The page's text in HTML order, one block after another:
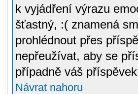
k vyjádření výrazu
šťastný, :( znamená
prohlédnout přes
nepřeužívat, aby se
případně váš
Návrat nahoru